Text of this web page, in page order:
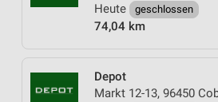
Heute
geschlossen
74,04 km
Depot
Markt 12-13, 96450